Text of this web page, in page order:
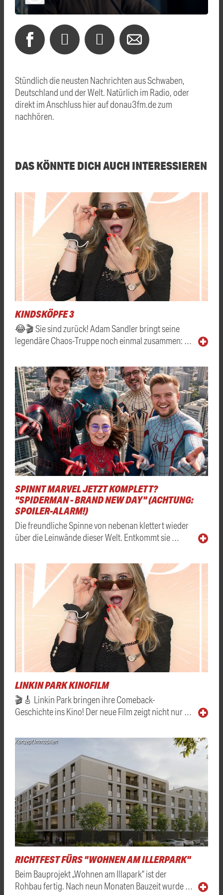
Stündlich die neusten Nachrichten aus Schwaben,
Deutschland und der Welt. Natürlich im Radio, oder
direkt im Anschluss hier auf donau3fm.de zum
nachhören.
DAS KÖNNTE DICH AUCH INTERESSIEREN
KINDSKÖPFE 3
😂🎬 Sie sind zurück! Adam Sandler bringt seine
legendäre Chaos-Truppe noch einmal zusammen: …
SPINNT MARVEL JETZT KOMPLETT?
"SPIDERMAN - BRAND NEW DAY" (ACHTUNG:
SPOILER-ALARM!)
Die freundliche Spinne von nebenan klettert wieder
über die Leinwände dieser Welt. Entkommt sie …
LINKIN PARK KINOFILM
🎬🎸 Linkin Park bringen ihre Comeback-
Geschichte ins Kino! Der neue Film zeigt nicht nur …
Konzept Immobilien
RICHTFEST FÜRS "WOHNEN AM ILLERPARK"
Beim Bauprojekt „Wohnen am Illapark“ ist der
Rohbau fertig. Nach neun Monaten Bauzeit wurde …